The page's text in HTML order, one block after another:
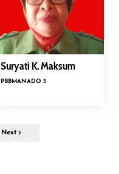
Suryati K. Maksum
PBBMANADO 5
Next